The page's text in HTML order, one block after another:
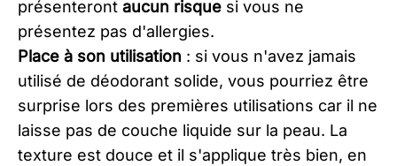
présenteront aucun risque si vous ne
présentez pas d'allergies.
Place à son utilisation : si vous n'avez jamais
utilisé de déodorant solide, vous pourriez être
surprise lors des premières utilisations car il ne
laisse pas de couche liquide sur la peau. La
texture est douce et il s'applique très bien, en